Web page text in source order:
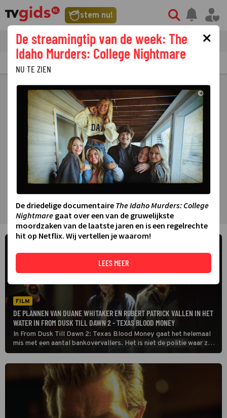
stem nu!
tvgids streaming nieuws
PRIMETIME GEMIST
FILM
DE PLANNEN VAN DUANE WHITAKER EN ROBERT PATRICK VALLEN IN HET
WATER IN FROM DUSK TILL DAWN 2 - TEXAS BLOOD MONEY
In From Dusk Till Dawn 2: Texas Blood Money gaat het helemaal
mis met een aantal bankovervallers. Het is niet de politie waar ze
voor moeten vrezen, maar bloeddorstige monsters.
×
De streamingtip van de week: The
Idaho Murders: College Nightmare
NU TE ZIEN
©
De driedelige documentaire The Idaho Murders: College
Nightmare gaat over een van de gruwelijkste
moordzaken van de laatste jaren en is een regelrechte
hit op Netflix. Wij vertellen je waarom!
LEES MEER